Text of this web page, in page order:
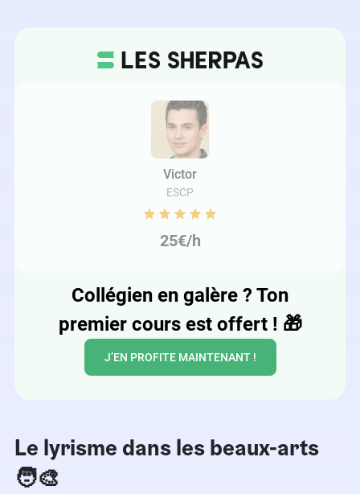
Victor
ESCP
25€/h
Collégien en galère ? Ton
premier cours est offert ! 🎁
J’EN PROFITE MAINTENANT !
Le lyrisme dans les beaux-arts
🧑‍🎨